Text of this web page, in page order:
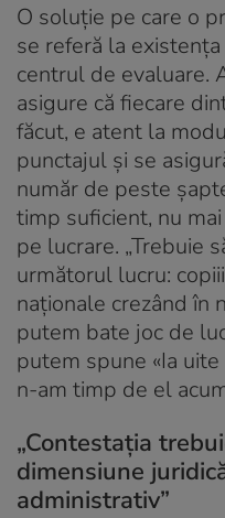
O soluție pe care o
se referă la
centrul de evaluare.
asigure că fiecare
făcut, e atent la
punctajul și se
număr de peste
timp suficient, nu
pe lucrare. „Trebuie
următorul lucru:
naționale crezând în
putem bate joc de
putem spune «Ia
n-am timp de el
„Contestația
dimensiune
administrativ”